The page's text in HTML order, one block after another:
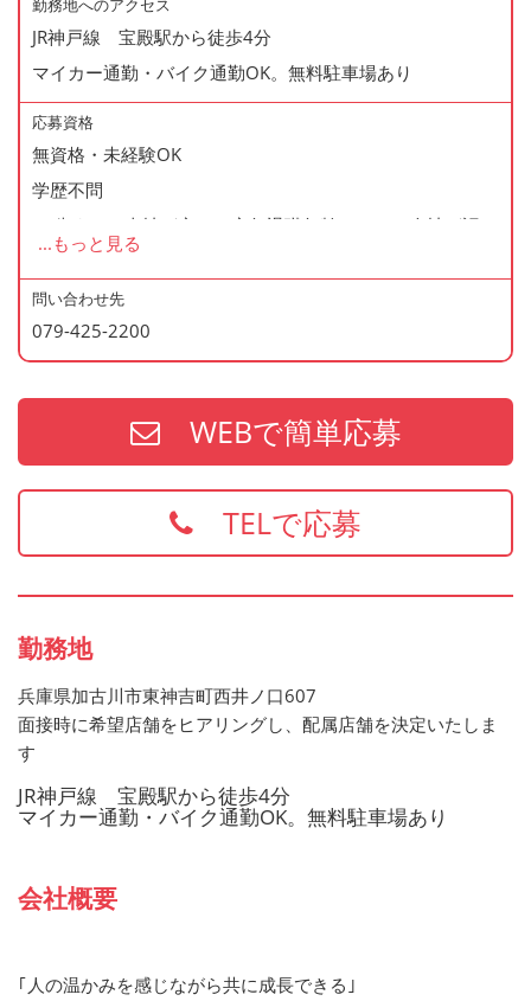
◆有給休暇あり
◆産休・育休あり
◆交通費支給
◆資格支援制度あり
◆マイカー通勤・バイク通勤OK
◆無料駐車場あり
◆まかない制度あり（1日1食・無料）
◆社内の表彰制度あり
◆再雇用制度あり
◆制服貸与
勤務地へのアクセス
JR神戸線 宝殿駅から徒歩4分
マイカー通勤・バイク通勤OK。無料駐車場あり
応募資格
無資格・未経験OK
学歴不問
60歳まで（当社が定める定年退職年齢のため・会社が認め
た場合はこの限りではありません）
＜歓迎資格＞
・2年以上の勤務経験がある方
・調理師免許
※上記の資格、経験をお持ちの方は給与面などを優遇いた
... もっと見る
問い合わせ先
079-425-2200
WEBで簡単応募
TELで応募
勤務地
兵庫県加古川市東神吉町西井ノ口607
面接時に希望店舗をヒアリングし、配属店舗を決定いたしま
す
JR神戸線 宝殿駅から徒歩4分
マイカー通勤・バイク通勤OK。無料駐車場あり
会社概要
｢人の温かみを感じながら共に成長できる｣